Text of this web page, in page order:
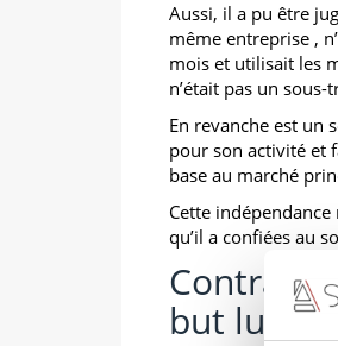
Aussi, il a pu être
même entreprise ,
mois et utilisait les
n’était pas un sous-
En revanche est un
pour son activité et
base au marché
Cette
qu’il a confiées au
Contrat
but